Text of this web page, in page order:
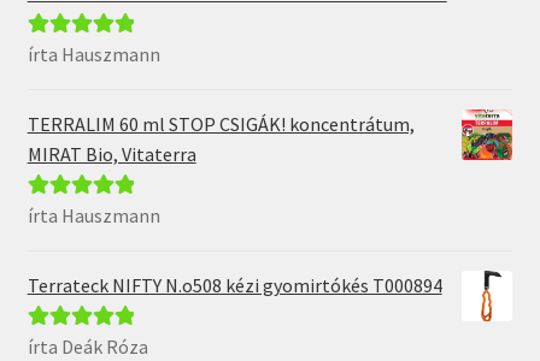
Értékelés:5/
írta Hauszmann
TERRALIM 60 ml STOP CSIGÁK! koncentrátum,
MIRAT Bio, Vitaterra
Értékelés:5/
írta Hauszmann
Terrateck NIFTY N.o508 kézi gyomirtókés T000894
Értékelés: 5/
írta Deák Róza